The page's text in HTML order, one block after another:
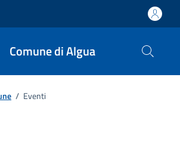
Comune di Algua
/ Eventi